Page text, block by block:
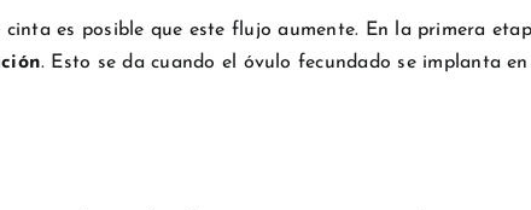
cinta es posible que este flujo aumente. En la primera
. Esto se da cuando el óvulo fecundado se implanta